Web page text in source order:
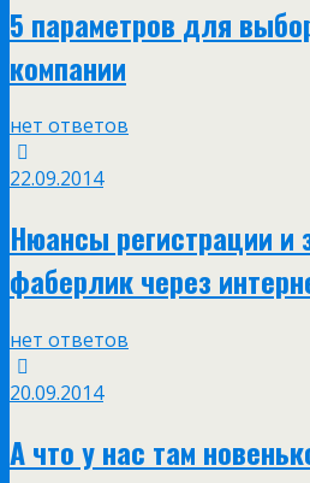
5 параметров для
компании
нет ответов
22.09.2014
Нюансы регистрации и
фаберлик через
нет ответов
20.09.2014
А что у нас там